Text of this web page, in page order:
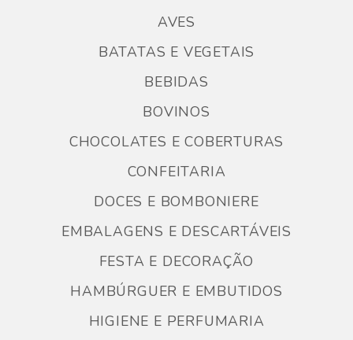
AVES
BATATAS E VEGETAIS
BEBIDAS
BOVINOS
CHOCOLATES E COBERTURAS
CONFEITARIA
DOCES E BOMBONIERE
EMBALAGENS E DESCARTÁVEIS
FESTA E DECORAÇÃO
HAMBÚRGUER E EMBUTIDOS
HIGIENE E PERFUMARIA